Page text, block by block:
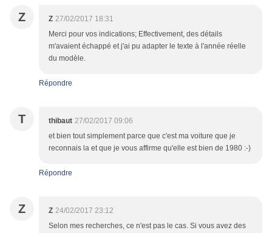
Z Z 27/02/2017 18:31
Merci pour vos indications; Effectivement, des détails
m'avaient échappé et j'ai pu adapter le texte à l'année réelle
du modèle.
Répondre
T thibaut 27/02/2017 09:06
et bien tout simplement parce que c'est ma voiture que je
reconnais la et que je vous affirme qu'elle est bien de 1980 :-)
Répondre
Z Z 24/02/2017 23:12
Selon mes recherches, ce n'est pas le cas. Si vous avez des